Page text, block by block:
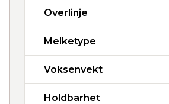
Overlinje
Melketype
Voksenvekt
Holdbarhet